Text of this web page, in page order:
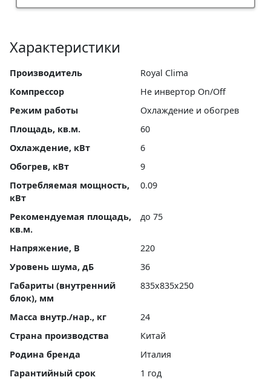
Характеристики
Производитель
Royal Clima
Компрессор
Не инвертор On/Off
Режим работы
Охлаждение и обогрев
Площадь, кв.м.
60
Охлаждение, кВт
6
Обогрев, кВт
9
Потребляемая мощность,
кВт
0.09
Рекомендуемая площадь,
кв.м.
до 75
Напряжение, В
220
Уровень шума, дБ
36
Габариты (внутренний
блок), мм
835x835x250
Масса внутр./нар., кг
24
Страна производства
Китай
Родина бренда
Италия
Гарантийный срок
1 год